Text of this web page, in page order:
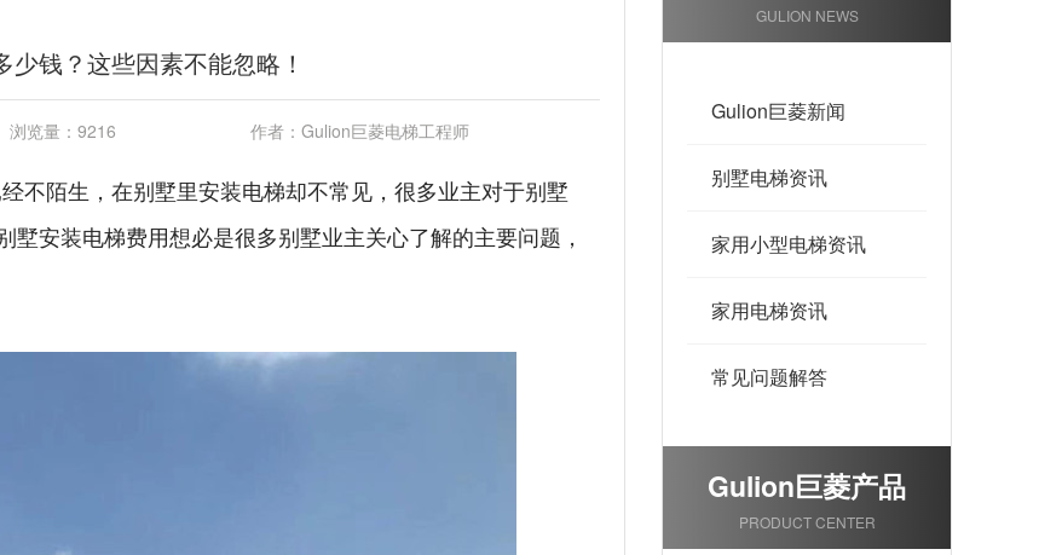
少钱？这些因素不能忽略！
浏览量： 9216 作者： Gulion巨菱电梯工程师
不陌生，在别墅里安装电梯却不常见，很多业主对于别墅
安装电梯费用想必是很多别墅业主关心了解的主要问题，
GULION NEWS
Gulion巨菱新闻
别墅电梯资讯
家用小型电梯资讯
家用电梯资讯
常见问题解答
Gulion巨菱产品
PRODUCT CENTER